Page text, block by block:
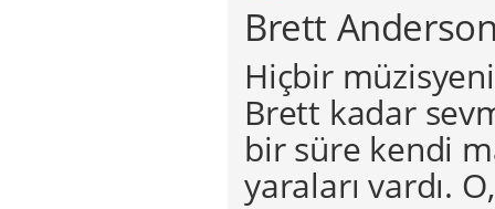
Brett
Hiçbir
Brett kadar
bir süre kendi
yaraları vardı.